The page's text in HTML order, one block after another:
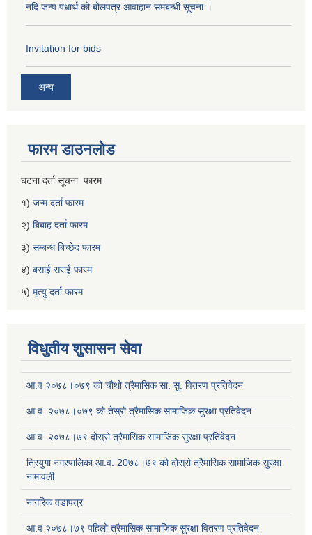
नदि जन्य पधार्थ को बोलपत्र आवाहान समबन्धी सूचना ।
Invitation for bids
अन्य
फारम डाउनलोड
घटना दर्ता सूचना फारम
१) जन्म दर्ता फारम
२) बिबाह दर्ता फारम
३) सम्बन्ध बिच्छेद फारम
४) बसाई सराई फारम
५) मृत्यु दर्ता फारम
विधुतीय शुसासन सेवा
आ.व २०७८।०७९ को चौथो त्रैमासिक सा. सु. वितरण प्रतिवेदन
आ.व. २०७८।०७९ को तेस्रो त्रैमासिक सामाजिक सुरक्षा प्रतिवेदन
आ.व. २०७८।७९ दोस्रो त्रैमासिक सामाजिक सुरक्षा प्रतिवेदन
त्रियुगा नगरपालिका आ.व. 20७८।७९ को दोस्रो त्रैमासिक सामाजिक सुरक्षा
नामावली
नागरिक वडापत्र
आ.व २०७८।७९ पहिलो त्रैमासिक सामाजिक सुरक्षा वितरण प्रतिवेदन